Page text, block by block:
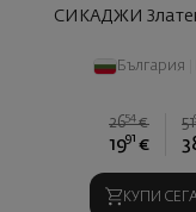
СИКАДЖИ
България
2654 € 51
1991 €
КУПИ